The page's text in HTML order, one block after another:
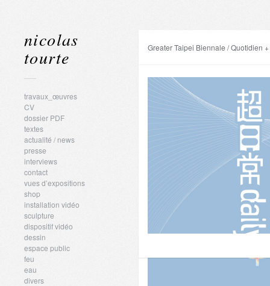
nicolas
tourte
travaux_œuvres
CV
dossier PDF
textes
actualité / news
presse
interviews
contact
vues d’expositions
shop
installation vidéo
sculpture
dispositif vidéo
dessin
espace public
feu
eau
divers
Greater Taipei Biennale / Quotidien +